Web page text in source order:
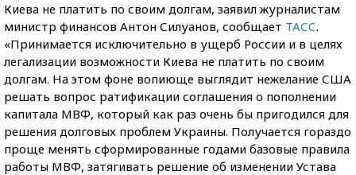
Киева не платить по своим долгам, заявил журналистам
министр финансов Антон Силуанов, сообщает ТАСС.
«Принимается исключительно в ущерб России и в целях
легализации возможности Киева не платить по своим
долгам. На этом фоне вопиюще выглядит нежелание США
решать вопрос ратификации соглашения о пополнении
капитала МВФ, который как раз очень бы пригодился для
решения долговых проблем Украины. Получается гораздо
проще менять сформированные годами базовые правила
работы МВФ, затягивать решение об изменении Устава